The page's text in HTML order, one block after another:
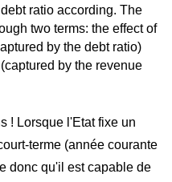
ratio according. The
two terms: the effect of
by the debt ratio)
by the revenue
! Lorsque l'Etat fixe un
terme (année courante
donc qu'il est capable de